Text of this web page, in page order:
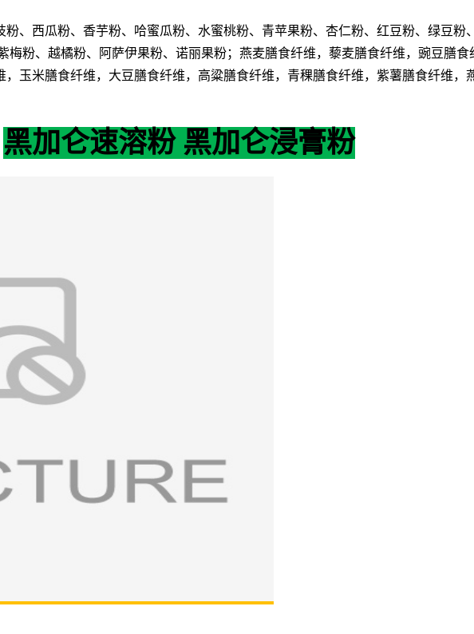
、西瓜粉、香芋粉、哈蜜瓜粉、水蜜桃粉、青苹果粉、杏仁粉、红豆粉、绿豆粉
梅粉、越橘粉、阿萨伊果粉、诺丽果粉；燕麦膳食纤维，藜麦膳食纤维，豌豆膳
玉米膳食纤维，大豆膳食纤维，高粱膳食纤维，青稞膳食纤维，紫薯膳食纤维，
黑加仑速溶粉 黑加仑浸膏粉